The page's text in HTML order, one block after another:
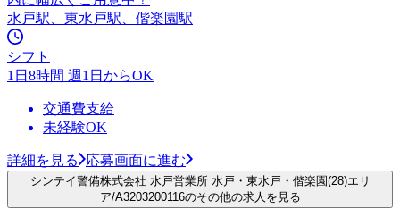
水戸駅、東水戸駅、偕楽園駅
シフト
1日8時間 週1日からOK
交通費支給
未経験OK
詳細を見る 応募画面に進む
シンテイ警備株式会社 水戸営業所 水戸・東水戸・偕楽園(28)エリ
ア/A3203200116のその他の求人を見る